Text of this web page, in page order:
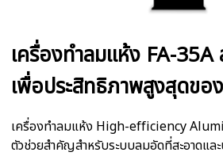
เครื่องทำลมแห้ง FA-
เพื่อประสิทธิภาพสูงสุดขอ
เครื่องทำลมแห้ง High-efficiency
ตัวช่วยสำคัญสำหรับระบบลมอัดที่สะอาดแล